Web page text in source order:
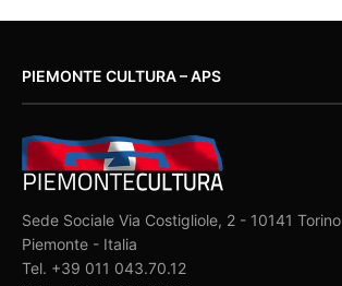
PIEMONTE CULTURA – APS
Sede Sociale Via Costigliole, 2 - 10141 Torino
Piemonte - Italia
Tel. +39 011 043.70.12